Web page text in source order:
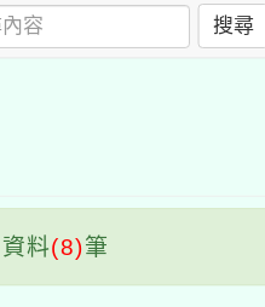
搜尋
料(8)筆